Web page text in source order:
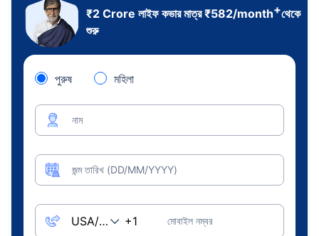
₹2 Crore লাইফ কভার মাত্র₹582/month+থেকে
শুরু
পুরুষ মহিলা
নাম
জন্ম তারিখ (DD/MM/YYYY)
মোবাইল নম্বর